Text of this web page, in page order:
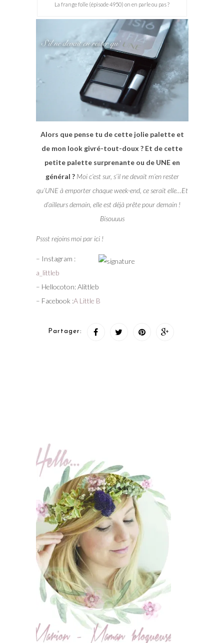
La frange folle (épisode 4950) on en parle ou pas ?
Alors que pense tu de cette jolie palette et
de mon look givré-tout-doux ? Et de cette
petite palette surprenante ou de UNE en
général ? Moi c’est sur, s’il ne devait m’en rester
qu’UNE à emporter chaque week-end, ce serait elle…Et
d’ailleurs demain, elle est déjà prête pour demain !
Bisouuus
Pssst rejoins moi par ici !
– Instagram :
a_littleb
– Hellocoton: Alittleb
– Facebook :A Little B
Partager: